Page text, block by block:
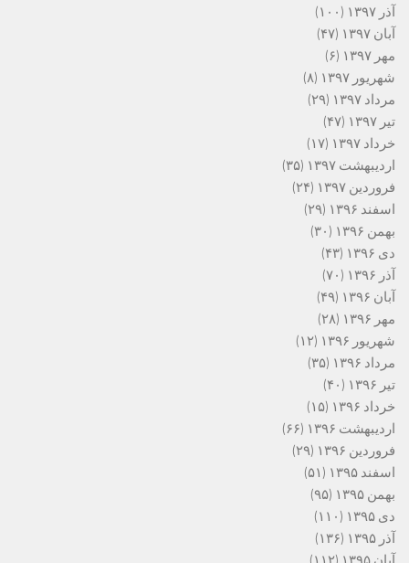
آذر ۱۳۹۷
(۱۰۰)
آبان ۱۳۹۷
(۴۷)
مهر ۱۳۹۷
(۶)
شهریور ۱۳۹۷
(۸)
مرداد ۱۳۹۷
(۲۹)
تیر ۱۳۹۷
(۴۷)
خرداد ۱۳۹۷
(۱۷)
اردیبهشت ۱۳۹۷
(۳۵)
فروردین ۱۳۹۷
(۲۴)
اسفند ۱۳۹۶
(۲۹)
بهمن ۱۳۹۶
(۳۰)
دی ۱۳۹۶
(۴۳)
آذر ۱۳۹۶
(۷۰)
آبان ۱۳۹۶
(۴۹)
مهر ۱۳۹۶
(۲۸)
شهریور ۱۳۹۶
(۱۲)
مرداد ۱۳۹۶
(۳۵)
تیر ۱۳۹۶
(۴۰)
خرداد ۱۳۹۶
(۱۵)
اردیبهشت ۱۳۹۶
(۶۶)
فروردین ۱۳۹۶
(۲۹)
اسفند ۱۳۹۵
(۵۱)
بهمن ۱۳۹۵
(۹۵)
دی ۱۳۹۵
(۱۱۰)
آذر ۱۳۹۵
(۱۳۶)